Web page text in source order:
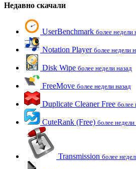
Недавно скачали
UserBenchmark более недели
Notation Player более недели
Disk Wipe более недели назад
FreeMove более недели назад
Duplicate Cleaner Free более
CuteRank (Free) более недели
Transmission более